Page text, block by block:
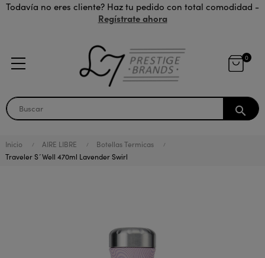
Todavía no eres cliente? Haz tu pedido con total comodidad -
Regístrate ahora
0
search
Inicio AIRE LIBRE
Botellas Termicas
Traveler S´Well 470ml Lavender Swirl